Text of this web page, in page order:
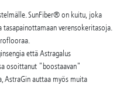
SunFiber® on kuitu, joka
verensokeritasoja.
että Astragalus
osoittanut "boostaavan"
AstraGin auttaa myös muita